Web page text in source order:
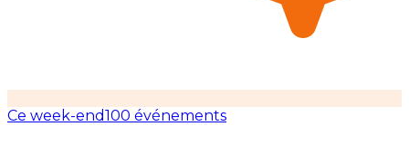
Ce week-end100 événements